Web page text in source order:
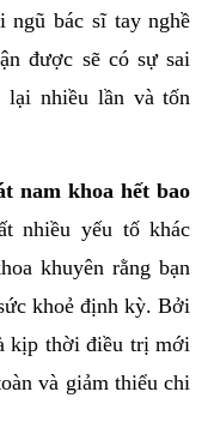
ngũ bác sĩ tay nghề
được sẽ có sự sai
lại nhiều lần và tốn
nam khoa hết bao
nhiều yếu tố khác
khuyên rằng bạn
khoẻ định kỳ. Bởi
kịp thời điều trị mới
và giảm thiểu chi